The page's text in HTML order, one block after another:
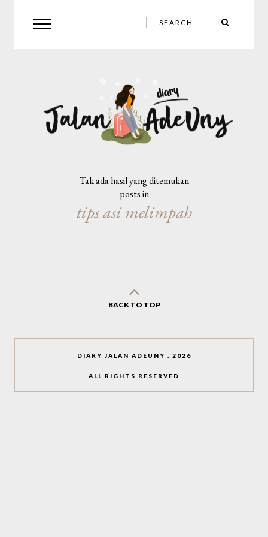
Tak ada hasil yang ditemukan
posts in
tips asi melimpah
BACK TO TOP
DIARY JALAN ADEUNY 2026
ALL RIGHTS RESERVED